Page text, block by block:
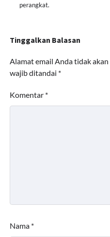
perangkat.
Tinggalkan Balasan
Alamat email Anda tidak
wajib ditandai *
Komentar *
Nama *